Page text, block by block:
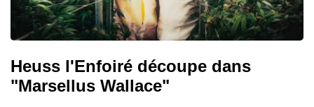
Heuss l'Enfoiré découpe dans
"Marsellus Wallace"